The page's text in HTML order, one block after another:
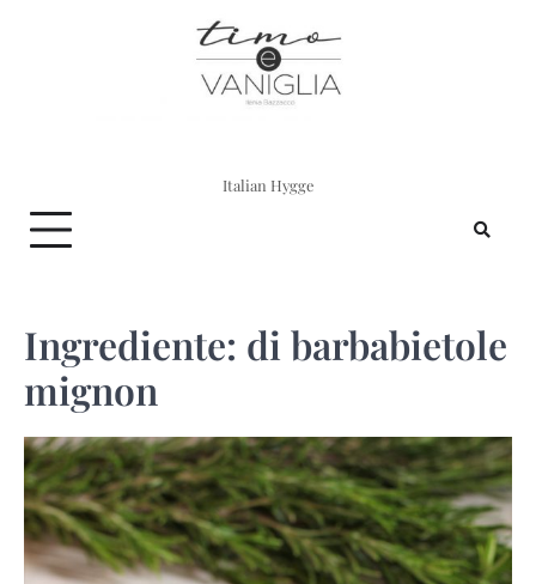
Italian Hygge
Ingrediente: di barbabietole
mignon